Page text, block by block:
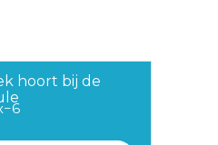
hoort bij de
−6